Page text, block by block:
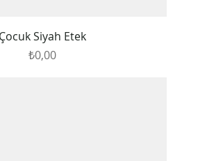
Çocuk Siyah Etek
Fiyat
₺0,00